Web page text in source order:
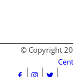
© Copyright